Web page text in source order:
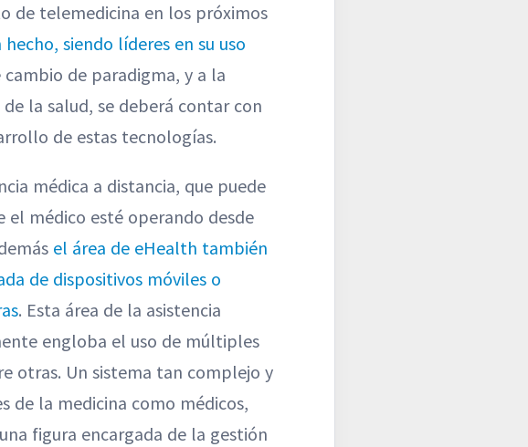
de telemedicina en los próximos
siendo líderes en su uso
cambio de paradigma, y a la
la salud, se deberá contar con
de estas tecnologías.
médica a distancia, que puede
el médico esté operando desde
el área de eHealth también
de dispositivos móviles o
. Esta área de la asistencia
engloba el uso de múltiples
otras. Un sistema tan complejo y
de la medicina como médicos,
figura encargada de la gestión